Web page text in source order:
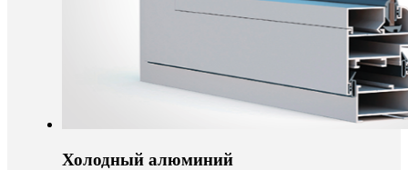
Холодный алюминий